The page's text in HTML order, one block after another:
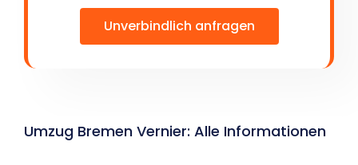
Unverbindlich anfragen
Umzug Bremen Vernier: Alle Informationen